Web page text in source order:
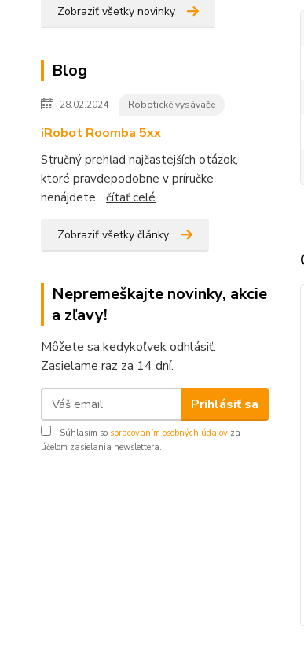
Zobraziť všetky novinky
Blog
28.02.2024 Robotické vysávače
iRobot Roomba 5xx
Stručný prehľad najčastejších otázok,
ktoré pravdepodobne v príručke
nenájdete... čítať celé
Zobraziť všetky články
Nepremeškajte novinky, akcie
a zľavy!
Môžete sa kedykoľvek odhlásiť.
Zasielame raz za 14 dní.
Prihlásiť sa
Súhlasím so spracovaním osobných údajov za
účelom zasielania newslettera.